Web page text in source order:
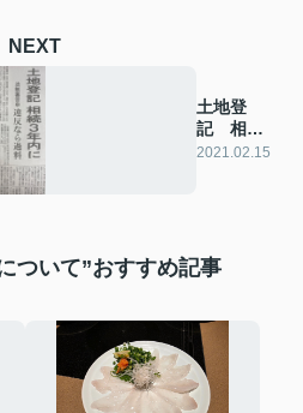
NEXT
土地登
記 相続3
年以内に
2021.02.15
ついて”おすすめ記事